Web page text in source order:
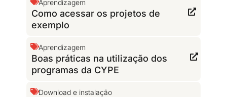
Aprendizagem
Como acessar os projetos de
exemplo
Aprendizagem
Boas práticas na utilização dos
programas da CYPE
Download e instalação